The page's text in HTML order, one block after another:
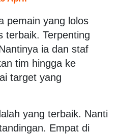
pemain yang lolos
terbaik. Terpenting
ia dan staf
tim hingga ke
target yang
yang terbaik. Nanti
Empat di